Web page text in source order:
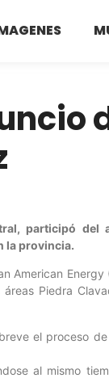
participó del
la provincia.
American Energy
Piedra
el proceso
al mismo